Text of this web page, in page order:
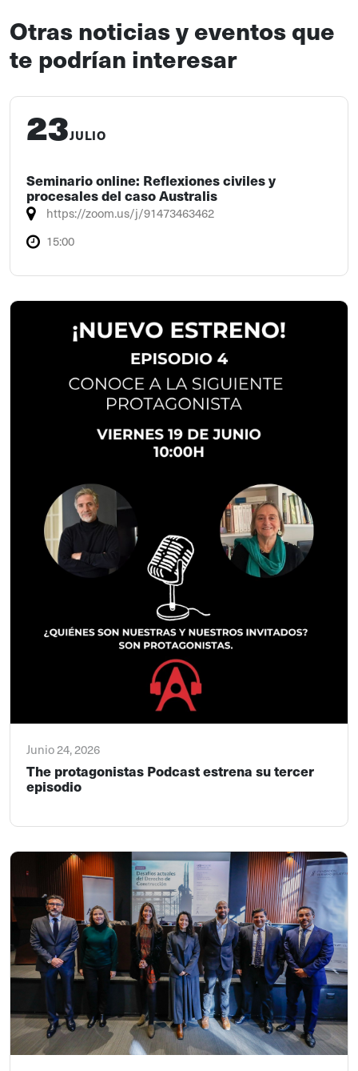
Otras noticias y eventos que
te podrían interesar
23JULIO
Seminario online: Reflexiones civiles y
procesales del caso Australis
https://zoom.us/j/91473463462
15:00
Junio 24, 2026
The protagonistas Podcast estrena su tercer
episodio